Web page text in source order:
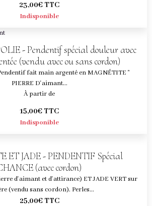
23,00€ TTC
Indisponible
- Pendentif spécial douleur avec
(vendu avec ou sans cordon)
fait main argenté en MAGNÉTITE "
PIERRE D'aimant...
À partir de
15,00€ TTC
Indisponible
ET JADE - PENDENTIF Spécial
(avec cordon)
d'aimant et d'attirance) ET JADE VERT sur
(vendu sans cordon). Perles...
25,00€ TTC